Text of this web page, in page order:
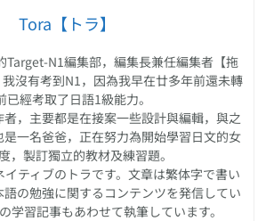
Tora【トラ】
Target-N1編集部，編集長兼任編集者【拖
沒有考到N1，因為我早在廿多年前還未轉
已經考取了日語1級能力。
，主要都是在接案一些設計與編輯，與之
一名爸爸，正在努力為開始學習日文的女
，製訂獨立的教材及練習題。
ティブのトラです。文章は繁体字で書い
の勉強に関するコンテンツを発信してい
学習記事もあわせて執筆しています。